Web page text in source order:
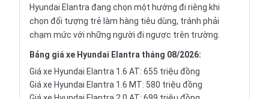
Hyundai Elantra đang chọn một hướng đi riêng khi
chọn đối tượng trẻ làm hàng tiêu dùng, tránh phải
chạm mức với những người đi ngược trên trường.
Bảng giá xe Hyundai Elantra tháng 08/2026:
Giá xe Hyundai Elantra 1.6 AT: 655 triệu đồng
Giá xe Hyundai Elantra 1.6 MT: 580 triệu đồng